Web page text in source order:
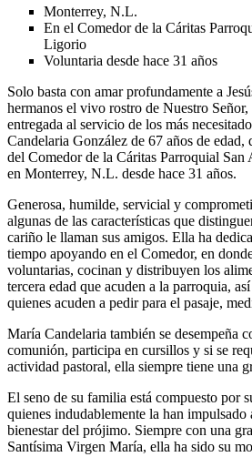
Monterrey, N.L.
En el Comedor de la Cáritas
Ligorio
Voluntaria desde hace 31 años
Solo basta con amar profundamente a
hermanos el vivo rostro de Nuestro Señor,
entregada al servicio de los más
Candelaria González de 67 años de edad,
del Comedor de la Cáritas Parroquial
en Monterrey, N.L. desde hace 31 años.
Generosa, humilde, servicial y
algunas de las características que
cariño le llaman sus amigos. Ella ha
tiempo apoyando en el Comedor, en
voluntarias, cocinan y distribuyen los
tercera edad que acuden a la parroquia,
quienes acuden a pedir para el pasaje,
María Candelaria también se desempeña
comunión, participa en cursillos y si se
actividad pastoral, ella siempre tiene una
El seno de su familia está compuesto por
quienes indudablemente la han
bienestar del prójimo. Siempre con una
Santísima Virgen María, ella ha sido su